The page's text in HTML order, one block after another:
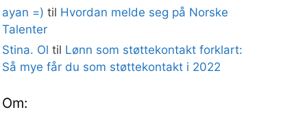
ayan =) til Hvordan melde seg på Norske
Talenter
Stina. Ol til Lønn som støttekontakt forklart:
Så mye får du som støttekontakt i 2022
Om: